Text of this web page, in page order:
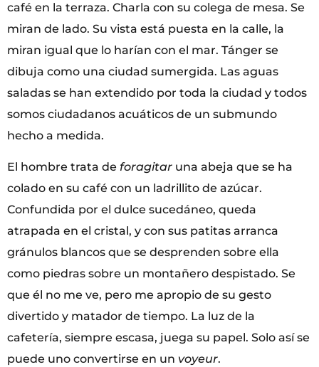
café en la terraza. Charla con su colega de mesa. Se
miran de lado. Su vista está puesta en la calle, la
miran igual que lo harían con el mar. Tánger se
dibuja como una ciudad sumergida. Las aguas
saladas se han extendido por toda la ciudad y todos
somos ciudadanos acuáticos de un submundo
hecho a medida.
El hombre trata de foragitar una abeja que se ha
colado en su café con un ladrillito de azúcar.
Confundida por el dulce sucedáneo, queda
atrapada en el cristal, y con sus patitas arranca
gránulos blancos que se desprenden sobre ella
como piedras sobre un montañero despistado. Se
que él no me ve, pero me apropio de su gesto
divertido y matador de tiempo. La luz de la
cafetería, siempre escasa, juega su papel. Solo así se
puede uno convertirse en un voyeur.